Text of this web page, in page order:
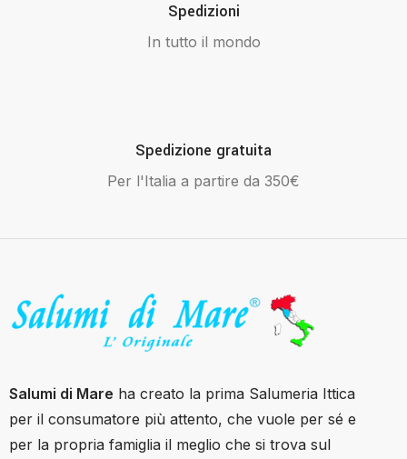
Spedizioni
In tutto il mondo
Spedizione gratuita
Per l'Italia a partire da 350€
Salumi di Mare ha creato la prima Salumeria Ittica
per il consumatore più attento, che vuole per sé e
per la propria famiglia il meglio che si trova sul